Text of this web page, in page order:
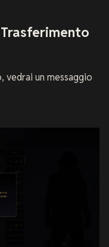
vedrai un messaggio